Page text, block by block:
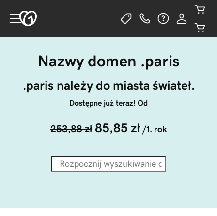
Nazwy domen .paris
.paris należy do miasta świateł.
Dostępne już teraz! Od
253,88 zł 85,85 zł /1. rok